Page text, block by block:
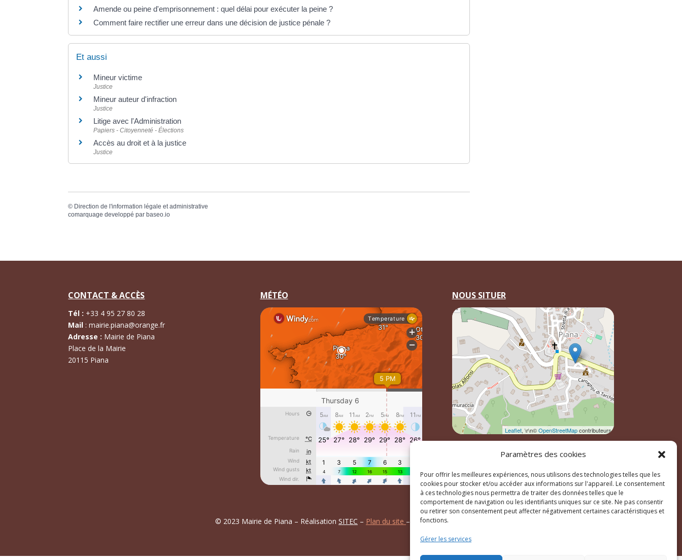
Paramètres des cookies
Pour offrir les meilleures expériences, nous utilisons des technologies telles que les
cookies pour stocker et/ou accéder aux informations sur l'appareil. Le consentement
à ces technologies nous permettra de traiter des données telles que le
comportement de navigation ou les identifiants uniques sur ce site. Ne pas consentir
ou retirer son consentement peut affecter négativement certaines caractéristiques et
fonctions.
Gérer les services
Amende ou peine d'emprisonnement : quel délai pour exécuter la peine ?
Comment faire rectifier une erreur dans une décision de justice pénale ?
Et aussi
Mineur victime
Justice
Mineur auteur d'infraction
Justice
Litige avec l'Administration
Papiers - Citoyenneté - Élections
Accès au droit et à la justice
Justice
© Direction de l'information légale et administrative
comarquage developpé par baseo.io
CONTACT & ACCÈS
Tél : +33 4 95 27 80 28
Mail :mairie.piana@orange.fr
Adresse : Mairie de Piana
Place de la Mairie
20115 Piana
MÉTÉO NOUS SITUER
Leaflet, \r\n©OpenStreetMapcontributeurs
© 2023 Mairie de Piana – Réalisation SITEC – Plan du site – Mention Légales